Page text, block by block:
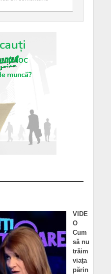
VIDE
O
Cum
să nu
trăim
viața
părin